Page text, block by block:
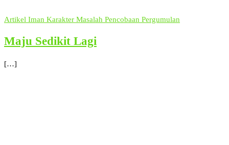
Artikel Iman Karakter Masalah Pencobaan Pergumulan
Maju Sedikit Lagi
[…]